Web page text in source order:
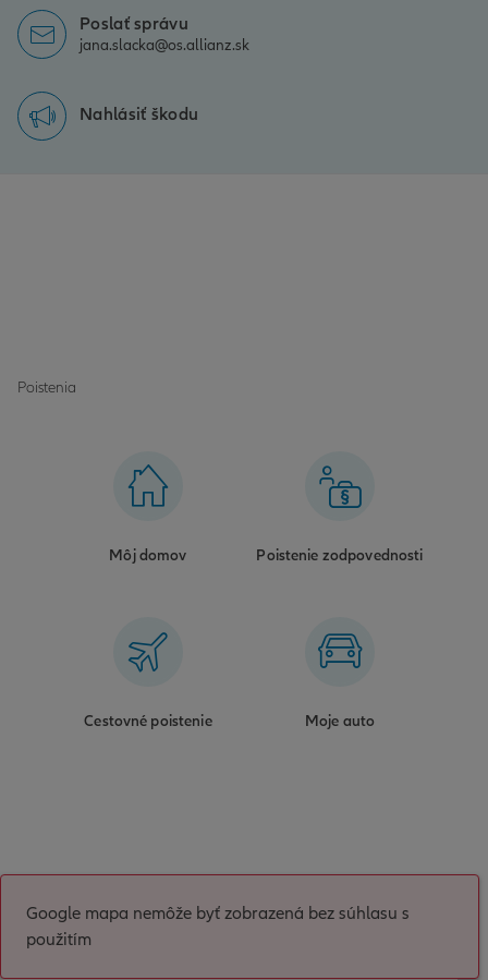
Poslať správu
jana.slacka@os.allianz.sk
Nahlásiť škodu
Poistenia
Môj domov Poistenie zodpovednosti
Cestovné poistenie Moje auto
Google mapa nemôže byť zobrazená bez súhlasu s
použitím